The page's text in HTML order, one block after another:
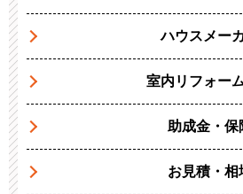
ハウスメー
室内リフォー
助成金・保
お見積・相